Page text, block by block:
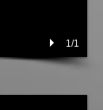
1/1